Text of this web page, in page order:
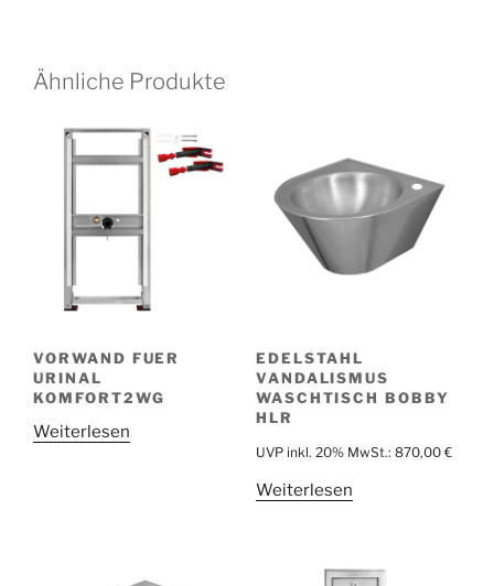
Ähnliche Produkte
VORWAND FUER
URINAL
KOMFORT2WG
Weiterlesen
EDELSTAHL
VANDALISMUS
WASCHTISCH BOBBY
HLR
UVP inkl. 20% MwSt.: 870,00 €
Weiterlesen